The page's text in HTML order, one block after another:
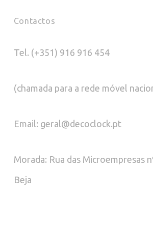
Contactos
Tel. (+351) 916 916 454
(chamada para a rede móvel
Email: geral@decoclock.pt
Morada: Rua das Microempresas
Beja